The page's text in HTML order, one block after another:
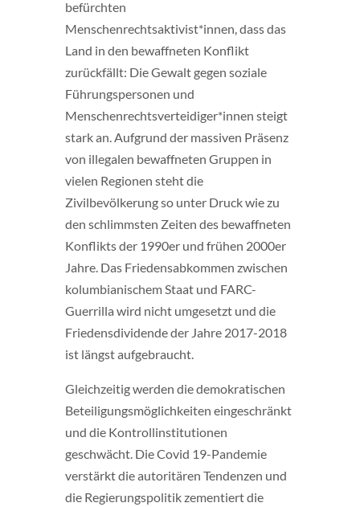
befürchten
Menschenrechtsaktivist*innen, dass das
Land in den bewaffneten Konflikt
zurückfällt: Die Gewalt gegen soziale
Führungspersonen und
Menschenrechtsverteidiger*innen steigt
stark an. Aufgrund der massiven Präsenz
von illegalen bewaffneten Gruppen in
vielen Regionen steht die
Zivilbevölkerung so unter Druck wie zu
den schlimmsten Zeiten des bewaffneten
Konflikts der 1990er und frühen 2000er
Jahre. Das Friedensabkommen zwischen
kolumbianischem Staat und FARC-
Guerrilla wird nicht umgesetzt und die
Friedensdividende der Jahre 2017-2018
ist längst aufgebraucht.
Gleichzeitig werden die demokratischen
Beteiligungsmöglichkeiten eingeschränkt
und die Kontrollinstitutionen
geschwächt. Die Covid 19-Pandemie
verstärkt die autoritären Tendenzen und
die Regierungspolitik zementiert die